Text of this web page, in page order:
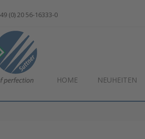
(0) 20 56-16333-0
HOME NEUHEITEN